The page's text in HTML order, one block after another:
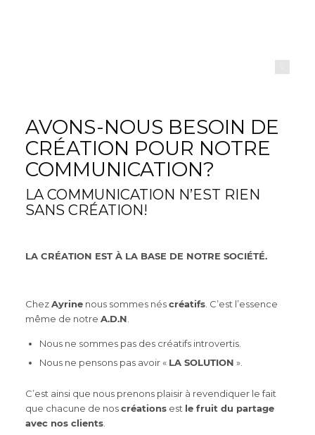
AVONS-NOUS BESOIN DE
CRÉATION POUR NOTRE
COMMUNICATION?
LA COMMUNICATION N’EST RIEN
SANS CRÉATION!
LA CRÉATION EST À LA BASE DE NOTRE SOCIÉTÉ.
ChezAyrinenous sommes néscréatifs. C’est l’essence
même de notre A.D.N
Nous ne sommes pas des créatifs introvertis.
Nous ne pensons pas avoir « LA SOLUTION ».
C’est ainsi que nous prenons plaisir à revendiquer le fait
que chacune de noscréationsest le fruit du partage
avec nos clients.